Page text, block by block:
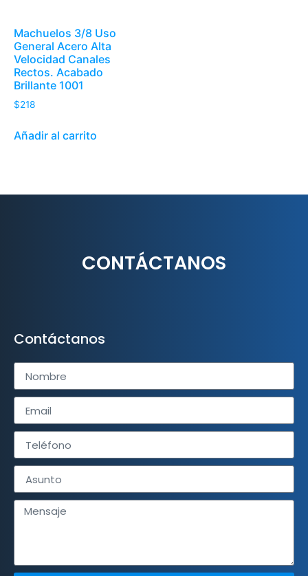
Machuelos 3/8 Uso
General Acero Alta
Velocidad Canales
Rectos. Acabado
Brillante 1001
$218
Añadir al carrito
CONTÁCTANOS
Contáctanos